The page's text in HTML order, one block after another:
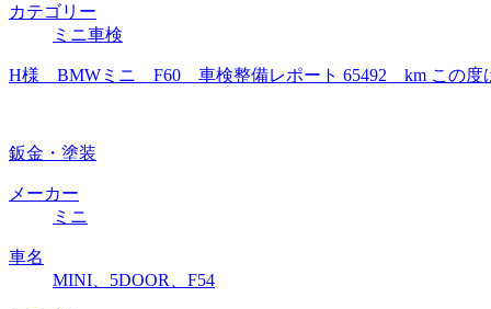
カテゴリー
ミニ車検
H様 BMWミニ F60 車検整備レポート 65492 km この度
鈑金・塗装
メーカー
ミニ
車名
MINI、5DOOR、F54